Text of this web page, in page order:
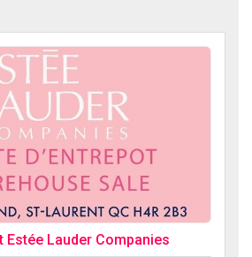
Estée Lauder Companies